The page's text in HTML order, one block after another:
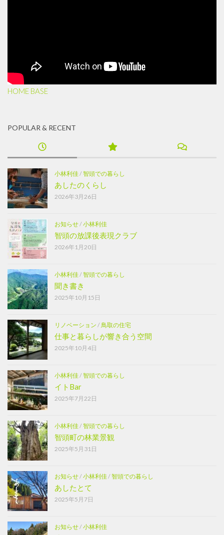
HOME BASE
POPULAR & RECENT
小林利佳/智頭での暮らし
あしたのくらし
2026年3月26日
お知らせ/小林利佳
智頭の放課後表現クラブ
2026年1月20日
小林利佳/智頭での暮らし
聞き書き
2025年10月15日
リノベーション / 鳥取の住宅
仕事と暮らしが響き合う空間
2025年10月4日
小林利佳/智頭での暮らし
イトBar
2025年7月22日
小林利佳/智頭での暮らし
智頭町の林業景観
2025年5月31日
お知らせ/小林利佳/智頭での暮らし
あしたとて
2025年5月7日
お知らせ/小林利佳